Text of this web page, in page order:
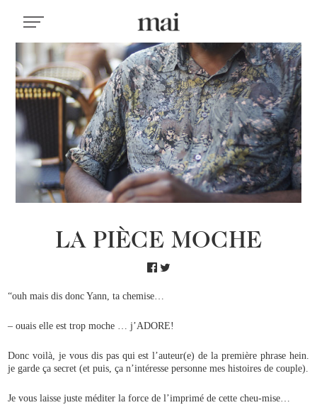
LA PIÈCE MOCHE
“ouh mais dis donc Yann, ta chemise…
– ouais elle est trop moche … j’ADORE!
Donc voilà, je vous dis pas qui est l’auteur(e) de la première phrase hein.
je garde ça secret (et puis, ça n’intéresse personne mes histoires de couple).
Je vous laisse juste méditer la force de l’imprimé de cette cheu-mise…